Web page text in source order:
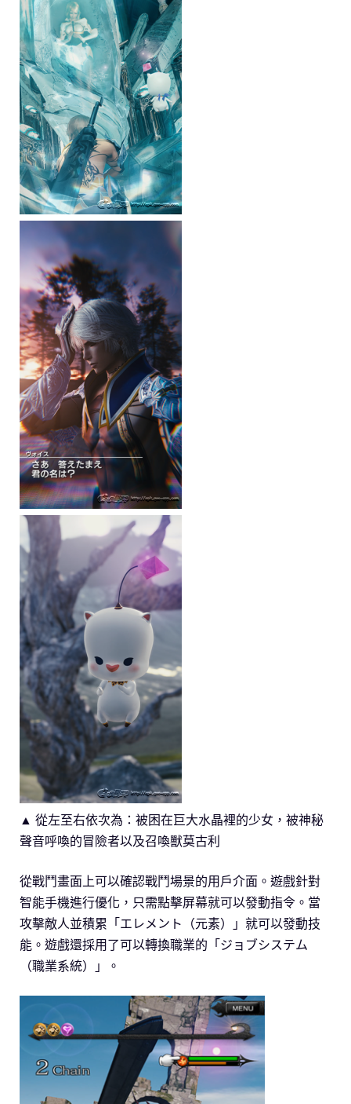
▲ 從左至右依次為：被困在巨大水晶裡的少女，被神秘
聲音呼喚的冒險者以及召喚獸莫古利
從戰鬥畫面上可以確認戰鬥場景的用戶介面。遊戲針對
智能手機進行優化，只需點擊屏幕就可以發動指令。當
攻擊敵人並積累「エレメント（元素）」就可以發動技
能。遊戲還採用了可以轉換職業的「ジョブシステム
（職業系統）」。